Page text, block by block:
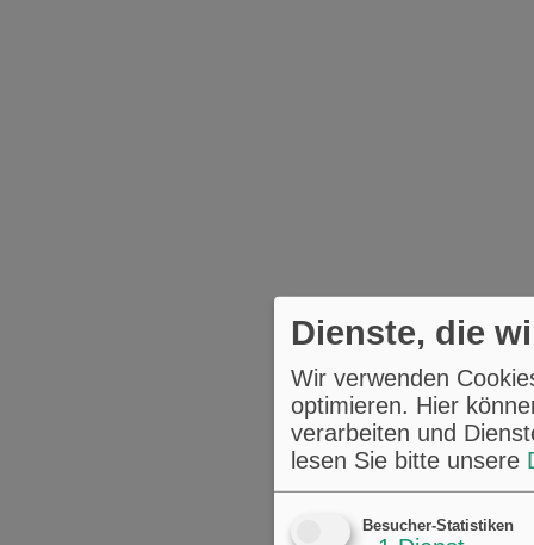
Dienste, die
Wir verwenden
optimieren. Hier
verarbeiten und
lesen Sie bitte unsere
Besucher-Statistiken